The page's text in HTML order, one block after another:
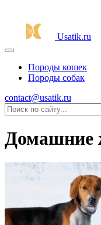
Usatik.ru
Породы кошек
Породы собак
contact@usatik.ru
Домашние